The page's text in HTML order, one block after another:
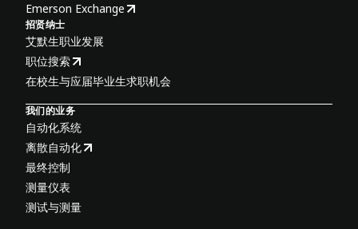
Emerson Exchange
招贤纳士
艾默生职业发展
职位搜索
在校生与应届毕业生求职机会
我们的业务
自动化系统
离散自动化
最终控制
测量仪表
测试与测量